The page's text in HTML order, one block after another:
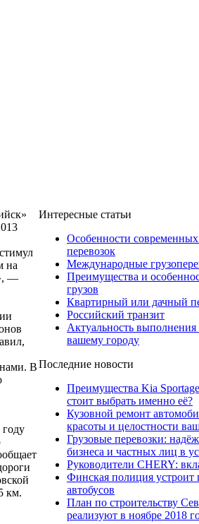
на
—
В
км.
Интересные статьи
Особенности
перевозок
Международные
Преимущества и
грузов
Квартирный или дачный
Российский транзит
Актуальность выполнения
вашему городу
Последние новости
Преимущества Kia
стоит выбрать именно её?
Кузовной ремонт
красоты и целостности
Грузовые перевозки:
бизнеса и частных лиц в
Руководители CHERY:
Финская полиция устроит
автобусов
План по строительству
реализуют в ноябре 2018